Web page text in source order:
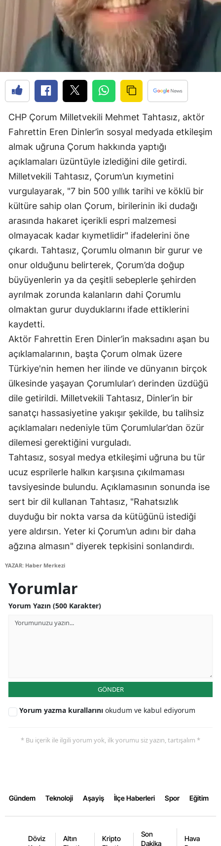
Erzincan
Erzurum
Eskişehir
Giresun
Gümüşhane
Hakkari
Hatay
Isparta
Mersin
İstanbul
İzmir
Kastamonu
Kayseri
Kırşehir
Kocaeli
Konya
Kütahya
Malatya
Kahramanmaraş
Muğla
Muş
Nevşehir
Sinop
Tokat
Şanlıurfa
Van
CHP Çorum Milletvekili Mehmet Tahtasız, aktör
Fahrettin Eren Dinler’in sosyal medyada etkileşim
almak uğruna Çorum hakkında yaptığı
açıklamaları üzüntüyle izlediğini dile getirdi.
Milletvekili Tahtasız, Çorum’un kıymetini
vurgulayarak, "7 bin 500 yıllık tarihi ve köklü bir
kültüre sahip olan Çorum, birilerinin iki dudağı
arasında hakaret içerikli espri malzemesi
olmayacak kadar kıymetlidir" ifadelerini öne
çıkardı. Tahtasız, Çorumlu olmanın bir gurur ve
onur olduğunu belirterek, Çorum’da doğup
büyüyenlerin ya da çeşitli sebeplerle şehirden
ayrılmak zorunda kalanların dahi Çorumlu
olmaktan gurur duyduklarını ifade ettiklerini
kaydetti.
Aktör Fahrettin Eren Dinler’in maksadını aşan bu
açıklamalarının, başta Çorum olmak üzere
Türkiye'nin hemen her ilinde ve dünyanın birçok
ülkesinde yaşayan Çorumlular’ı derinden üzdüğü
dile getirildi. Milletvekili Tahtasız, Dinler’in bir
sanatçı hassasiyetine yakışır şekilde, bu talihsiz
açıklamaları nedeniyle tüm Çorumlular’dan özür
dilemesi gerektiğini vurguladı.
Tahtasız, sosyal medya etkileşimi uğruna bu tür
ucuz esprilerle halkın karşısına çıkılmaması
tavsiyesinde bulundu. Açıklamasının sonunda ise
sert bir dil kullanan Tahtasız, "Rahatsızlık
duyduğu bir nokta varsa da kütüğünü istediği
yere aldırsın. Yeter ki Çorum’un adını bir daha
ağzına almasın" diyerek tepkisini sonlandırdı.
YAZAR: Haber Merkezi
Yorumlar
Yorum Yazın (500 Karakter)
GÖNDER
Yorum yazma kurallarını okudum ve kabul ediyorum
* Bu içerik ile ilgili yorum yok, ilk yorumu siz yazın, tartışalım *
Gündem Teknoloji Aşayiş İlçe Haberleri Spor Eğitim
Döviz
Altın
Kripto
Son
Dakika
Hava